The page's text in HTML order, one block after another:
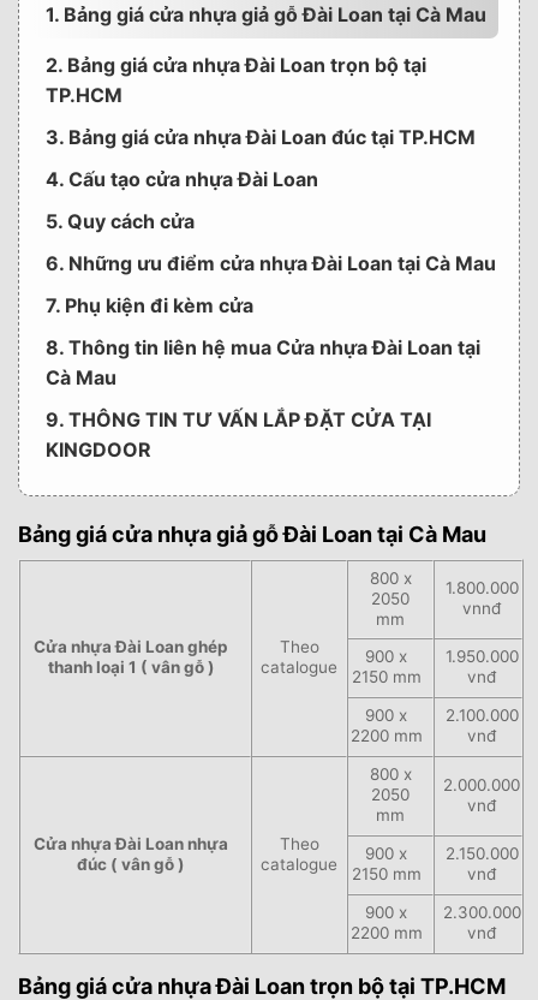
1. Bảng giá cửa nhựa giả gỗ Đài Loan tại Cà Mau
2. Bảng giá cửa nhựa Đài Loan trọn bộ tại
TP.HCM
3. Bảng giá cửa nhựa Đài Loan đúc tại TP.HCM
4. Cấu tạo cửa nhựa Đài Loan
5. Quy cách cửa
6. Những ưu điểm cửa nhựa Đài Loan tại Cà Mau
7. Phụ kiện đi kèm cửa
8. Thông tin liên hệ mua Cửa nhựa Đài Loan tại
Cà Mau
9. THÔNG TIN TƯ VẤN LẮP ĐẶT CỬA TẠI
KINGDOOR
Bảng giá cửa nhựa giả gỗ Đài Loan tại Cà Mau
Cửa nhựa Đài Loan ghép
thanh loại 1 ( vân gỗ )
Theo
catalogue
800 x
2050
mm
1.800.000
vnnđ
900 x
2150 mm
1.950.000
vnđ
900 x
2200 mm
2.100.000
vnđ
Cửa nhựa Đài Loan nhựa
đúc ( vân gỗ )
Theo
catalogue
800 x
2050
mm
2.000.000
vnđ
900 x
2150 mm
2.150.000
vnđ
900 x
2200 mm
2.300.000
vnđ
Bảng giá cửa nhựa Đài Loan trọn bộ tại TP.HCM